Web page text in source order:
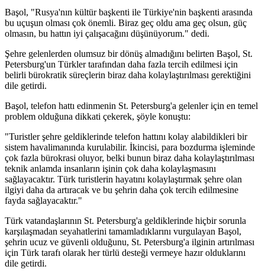
Başol, "Rusya'nın kültür başkenti ile Türkiye'nin başkenti arasında
bu uçuşun olması çok önemli. Biraz geç oldu ama geç olsun, güç
olmasın, bu hattın iyi çalışacağını düşünüyorum." dedi.
Şehre gelenlerden olumsuz bir dönüş almadığını belirten Başol, St.
Petersburg'un Türkler tarafından daha fazla tercih edilmesi için
belirli bürokratik süreçlerin biraz daha kolaylaştırılması gerektiğini
dile getirdi.
Başol, telefon hattı edinmenin St. Petersburg'a gelenler için en temel
problem olduğuna dikkati çekerek, şöyle konuştu:
"Turistler şehre geldiklerinde telefon hattını kolay alabildikleri bir
sistem havalimanında kurulabilir. İkincisi, para bozdurma işleminde
çok fazla bürokrasi oluyor, belki bunun biraz daha kolaylaştırılması
teknik anlamda insanların işinin çok daha kolaylaşmasını
sağlayacaktır. Türk turistlerin hayatını kolaylaştırmak şehre olan
ilgiyi daha da artıracak ve bu şehrin daha çok tercih edilmesine
fayda sağlayacaktır."
Türk vatandaşlarının St. Petersburg'a geldiklerinde hiçbir sorunla
karşılaşmadan seyahatlerini tamamladıklarını vurgulayan Başol,
şehrin ucuz ve güvenli olduğunu, St. Petersburg'a ilginin artırılması
için Türk tarafı olarak her türlü desteği vermeye hazır olduklarını
dile getirdi.